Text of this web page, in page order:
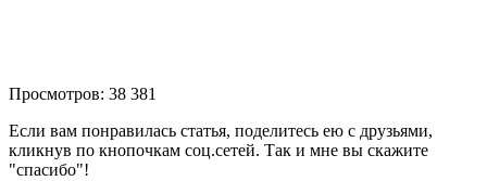
Просмотров: 38 381
Если вам понравилась статья, поделитесь ею с друзьями,
кликнув по кнопочкам соц.сетей. Так и мне вы скажите
"спасибо"!